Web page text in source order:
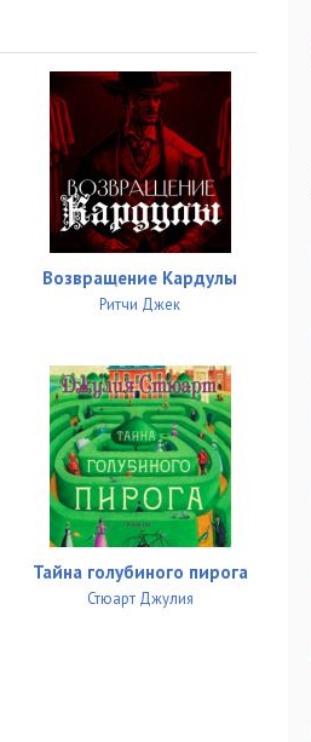
05:02
05:01
05:01
05:00
05:01
05:02
05:02
05:00
05:01
Возвращение Кардулы
Ритчи Джек
Тайна голубиного пирога
Стюарт Джулия